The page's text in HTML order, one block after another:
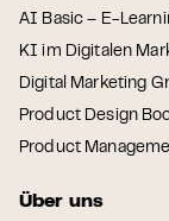
AI Basic – E-
KI im Digitalen
Digital Marketing
Product Design
Product
Über uns